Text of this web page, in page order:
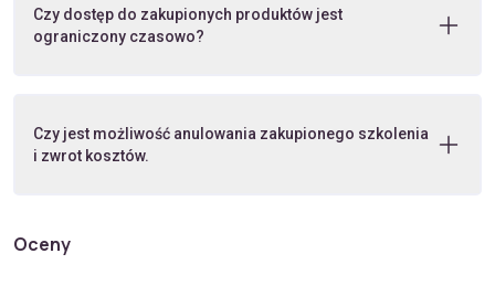
Czy dostęp do zakupionych produktów jest
ograniczony czasowo?
Czy jest możliwość anulowania zakupionego szkolenia
i zwrot kosztów.
Oceny